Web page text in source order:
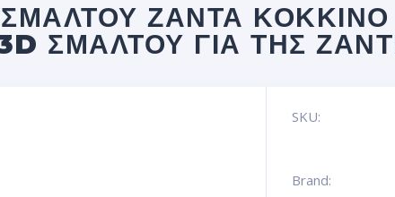
ΣΜΑΛΤΟΥ ΖΆΝΤΑ
ΣΜΆΛΤΟΥ ΓΙΑ ΤΗΣ
SKU:
Brand: